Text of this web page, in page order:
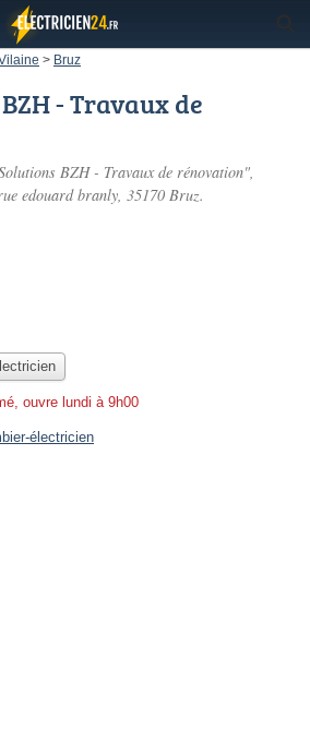
> Bruz
- Travaux de
BZH - Travaux de rénovation",
edouard branly, 35170 Bruz.
ouvre lundi à 9h00
électricien